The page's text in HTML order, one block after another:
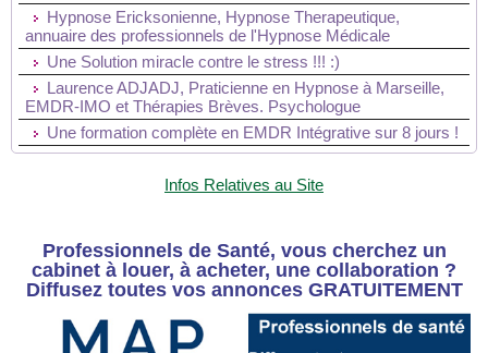
Hypnose Ericksonienne, Hypnose Therapeutique,
annuaire des professionnels de l'Hypnose Médicale
Une Solution miracle contre le stress !!! :)
Laurence ADJADJ, Praticienne en Hypnose à Marseille,
EMDR-IMO et Thérapies Brèves. Psychologue
Une formation complète en EMDR Intégrative sur 8 jours !
Infos Relatives au Site
Professionnels de Santé, vous cherchez un
cabinet à louer, à acheter, une collaboration ?
Diffusez toutes vos annonces GRATUITEMENT